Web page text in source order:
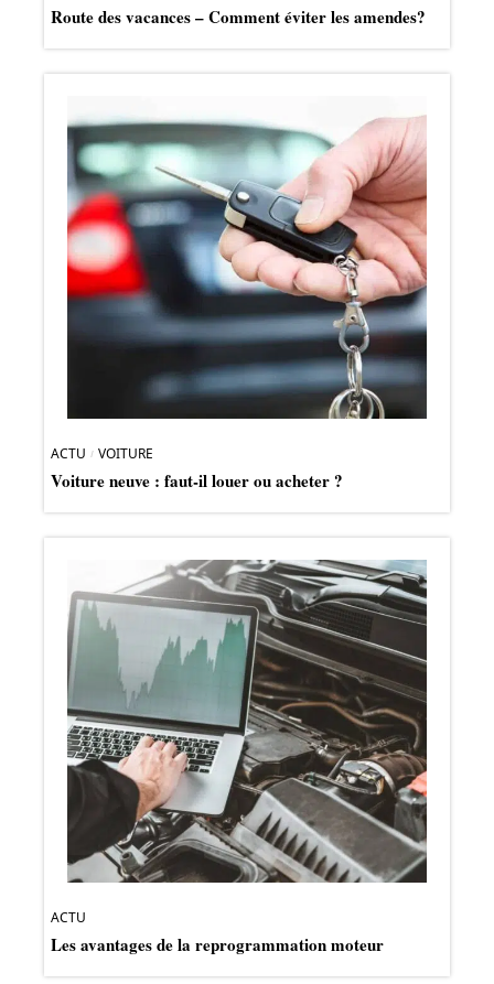
Route des vacances – Comment éviter les amendes?
ACTU VOITURE
Voiture neuve : faut-il louer ou acheter ?
ACTU
Les avantages de la reprogrammation moteur